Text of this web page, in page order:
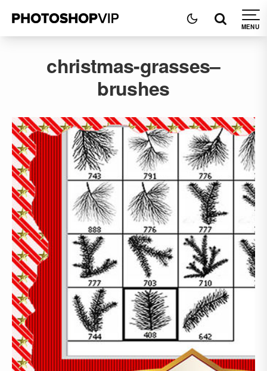
christmas-grasses–
brushes